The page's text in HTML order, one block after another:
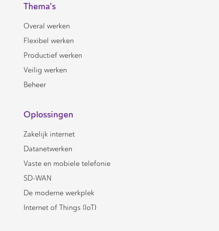
Thema's
Overal werken
Flexibel werken
Productief werken
Veilig werken
Beheer
Oplossingen
Zakelijk internet
Datanetwerken
Vaste en mobiele telefonie
SD-WAN
De moderne werkplek
Internet of Things (IoT)